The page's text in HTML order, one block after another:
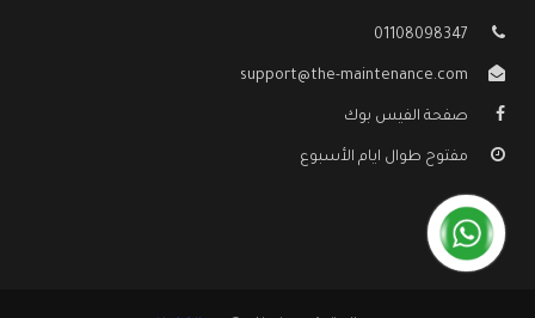
01108098347
support@the-maintenance.com
صفحة الفيس بوك
مفتوح طوال ايام الأسبوع